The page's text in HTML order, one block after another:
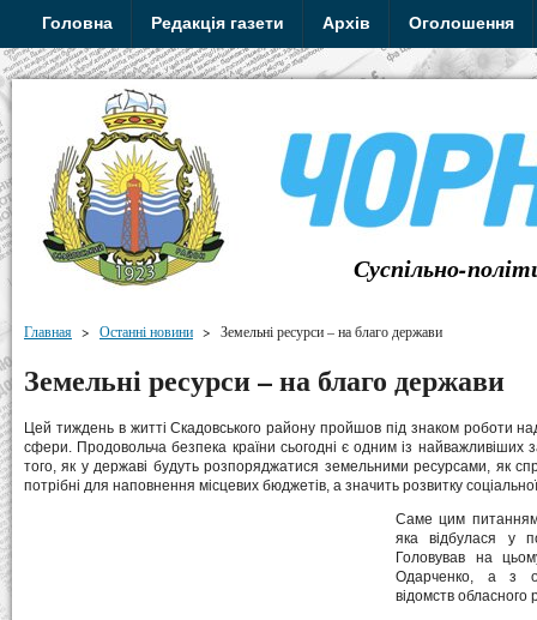
Головна Редакція газети Архів Оголошення
Суспільно-
Главная > Останні новини > Земельні ресурси – на благо держави
Земельні ресурси – на благо держави
Цей тиждень в житті Скадовського району пройшов під знаком роботи
сфери. Продовольча безпека країни сьогодні є одним із найважливіших
того, як у державі будуть розпоряджатися земельними ресурсами, як
потрібні для наповнення місцевих бюджетів, а значить розвитку
Саме цим питанням
яка відбулася у
Головував на
Одарченко, а з
відомств обласного